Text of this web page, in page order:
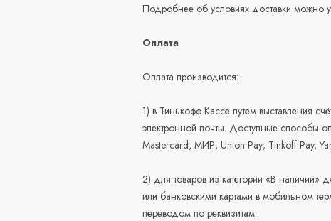
Подробнее об условиях доставки можно
Оплата
Оплата производится:
1) в Тинькофф Кассе путем выставления
электронной почты. Доступные способы
Mastercard, МИР, Union Pay; Tinkoff Pay,
2) для товаров из категории «В наличии»
или банковскими картами в мобильном
переводом по реквизитам.